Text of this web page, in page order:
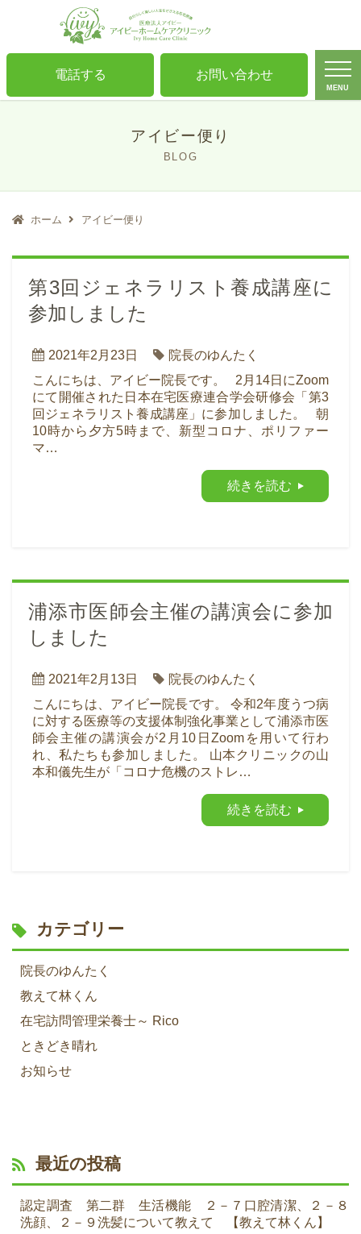
MENU
電話する お問い合わせ
アイビー便り
BLOG
ホーム アイビー便り
第3回ジェネラリスト養成講座に
参加しました
2021年2月23日
院長のゆんたく
こんにちは、アイビー院長です。 2月14日にZoom
にて開催された日本在宅医療連合学会研修会「第3
回ジェネラリスト養成講座」に参加しました。 朝
10時から夕方5時まで、新型コロナ、ポリファー
マ…
続きを読む
浦添市医師会主催の講演会に参加
しました
2021年2月13日
院長のゆんたく
こんにちは、アイビー院長です。 令和2年度うつ病
に対する医療等の支援体制強化事業として浦添市医
師会主催の講演会が2月10日Zoomを用いて行わ
れ、私たちも参加しました。 山本クリニックの山
本和儀先生が「コロナ危機のストレ…
続きを読む
カテゴリー
院長のゆんたく
教えて林くん
在宅訪問管理栄養士～ Rico
ときどき晴れ
お知らせ
最近の投稿
認定調査 第二群 生活機能 ２－７口腔清潔、２－８
洗顔、２－９洗髪について教えて 【教えて林くん】